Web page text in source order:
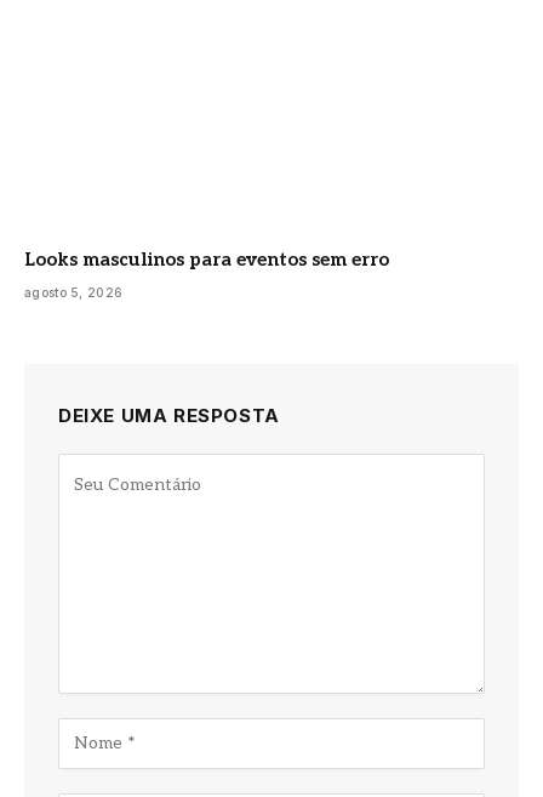
Looks masculinos para eventos sem erro
agosto 5, 2026
DEIXE UMA RESPOSTA